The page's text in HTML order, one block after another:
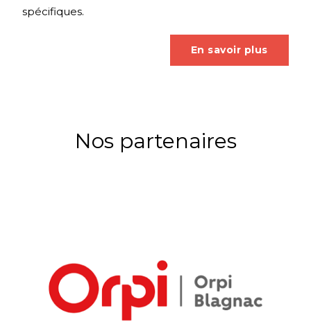
spécifiques.
En savoir plus
Nos partenaires